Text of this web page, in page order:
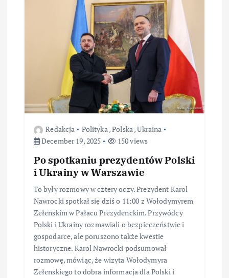
Redakcja Polityka,Polska,Ukraina
December 19, 2025
150 views
Po spotkaniu prezydentów Polski
i Ukrainy w Warszawie
To były rozmowy w cztery oczy. Prezydent Karol
Nawrocki spotkał się dziś o 11:00 z Wołodymyrem
Zełenskim w Pałacu Prezydenckim. Przywódcy
Polski i Ukrainy rozmawiali o bezpieczeństwie i
gospodarce, ale poruszono także kwestie
historyczne. Karol Nawrocki podsumował
rozmowę, mówiąc, że wizyta Wołodymyra
Zełenskiego to dobra informacja dla Polski i